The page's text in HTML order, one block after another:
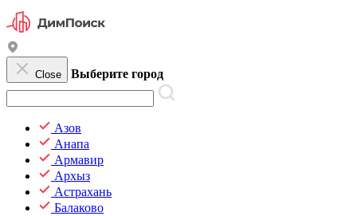
Close Выберите город
Азов
Анапа
Армавир
Архыз
Астрахань
Балаково